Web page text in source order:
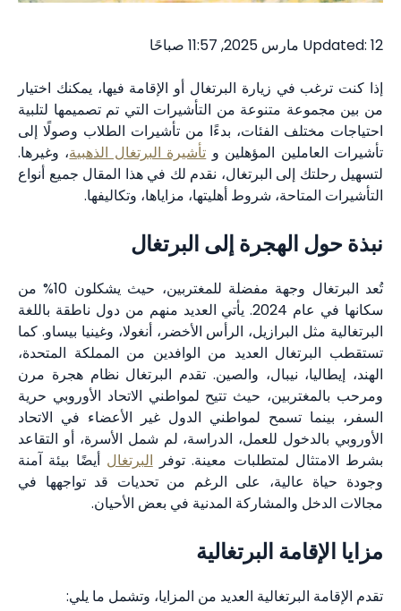
Updated: 12 مارس 2025, 11:57 صباحًا
إذا كنت ترغب في زيارة البرتغال أو الإقامة فيها، يمكنك اختيار
من بين مجموعة متنوعة من التأشيرات التي تم تصميمها لتلبية
احتياجات مختلف الفئات، بدءًا من تأشيرات الطلاب وصولًا إلى
تأشيرات العاملين المؤهلين و تأشيرة البرتغال الذهبية، وغيرها.
لتسهيل رحلتك إلى البرتغال، نقدم لك في هذا المقال جميع أنواع
التأشيرات المتاحة، شروط أهليتها، مزاياها، وتكاليفها.
نبذة حول الهجرة إلى البرتغال
تُعد البرتغال وجهة مفضلة للمغتربين، حيث يشكلون 10% من
سكانها في عام 2024. يأتي العديد منهم من دول ناطقة باللغة
البرتغالية مثل البرازيل، الرأس الأخضر، أنغولا، وغينيا بيساو. كما
تستقطب البرتغال العديد من الوافدين من المملكة المتحدة،
الهند، إيطاليا، نيبال، والصين. تقدم البرتغال نظام هجرة مرن
ومرحب بالمغتربين، حيث تتيح لمواطني الاتحاد الأوروبي حرية
السفر، بينما تسمح لمواطني الدول غير الأعضاء في الاتحاد
الأوروبي بالدخول للعمل، الدراسة، لم شمل الأسرة، أو التقاعد
بشرط الامتثال لمتطلبات معينة. توفر البرتغال أيضًا بيئة آمنة
وجودة حياة عالية، على الرغم من تحديات قد تواجهها في
مجالات الدخل والمشاركة المدنية في بعض الأحيان.
مزايا الإقامة البرتغالية
تقدم الإقامة البرتغالية العديد من المزايا، وتشمل ما يلي: